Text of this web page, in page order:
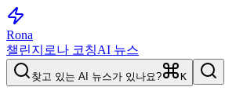
Rona
챌린지 로나 코칭AI 뉴스
찾고 있는 AI 뉴스가 있나요? K